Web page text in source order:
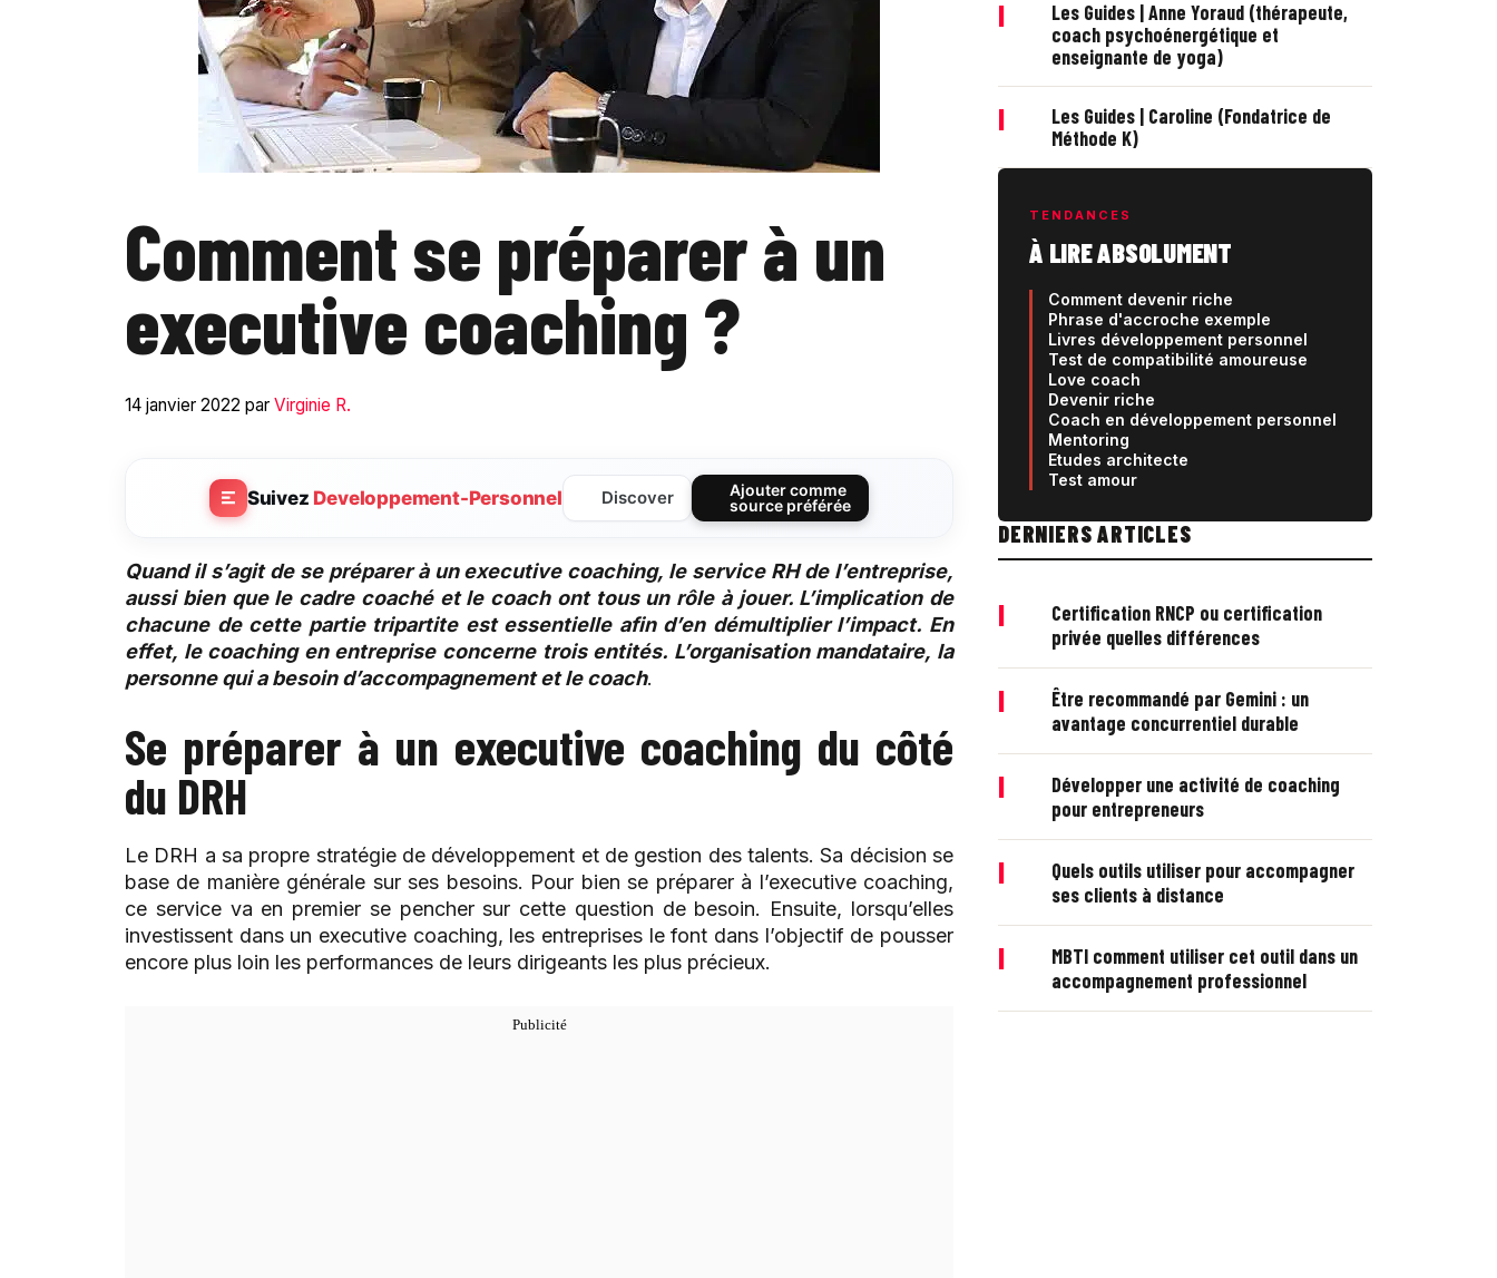
Comment se préparer à un
executive coaching ?
14 janvier 2022 par Virginie R.
Suivez Developpement-Personnel Discover
Ajouter comme
source préférée
Quand il s’agit de se préparer à un executive coaching, le service RH de l’entreprise,
aussi bien que le cadre coaché et le coach ont tous un rôle à jouer. L’implication de
chacune de cette partie tripartite est essentielle afin d’en démultiplier l’impact. En
effet, le coaching en entreprise concerne trois entités. L’organisation mandataire, la
personne qui a besoin d’accompagnement et le coach.
Se préparer à un executive coaching du côté
du DRH
Le DRH a sa propre stratégie de développement et de gestion des talents. Sa décision se
base de manière générale sur ses besoins. Pour bien se préparer à l’executive coaching,
ce service va en premier se pencher sur cette question de besoin. Ensuite, lorsqu’elles
investissent dans un executive coaching, les entreprises le font dans l’objectif de pousser
encore plus loin les performances de leurs dirigeants les plus précieux.
|
Les Guides | Anne Yoraud (thérapeute,
coach psychoénergétique et
enseignante de yoga)
|
Les Guides | Caroline (Fondatrice de
Méthode K)
TENDANCES
À LIRE ABSOLUMENT
Comment devenir riche
Phrase d'accroche exemple
Livres développement personnel
Test de compatibilité amoureuse
Love coach
Devenir riche
Coach en développement personnel
Mentoring
Etudes architecte
Test amour
DERNIERS ARTICLES
|
Certification RNCP ou certification
privée quelles différences
|
Être recommandé par Gemini : un
avantage concurrentiel durable
|
Développer une activité de coaching
pour entrepreneurs
|
Quels outils utiliser pour accompagner
ses clients à distance
|
MBTI comment utiliser cet outil dans un
accompagnement professionnel